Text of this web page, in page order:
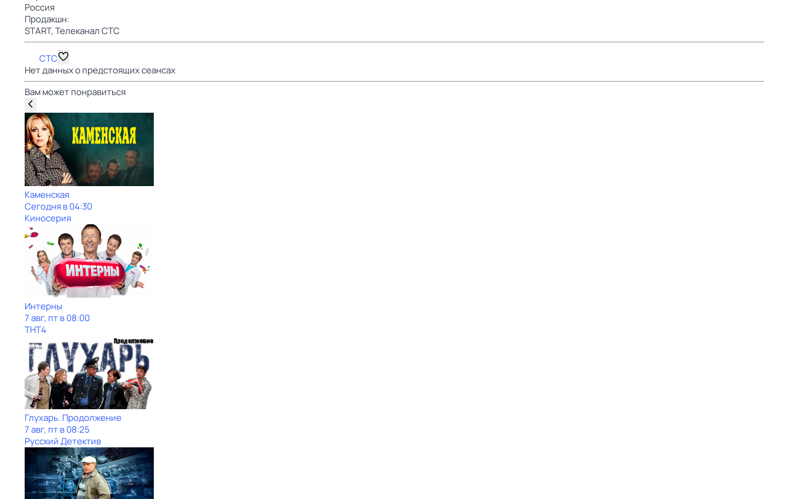
Россия
Продакшн:
START,Телеканал СТС
СТС
Нет данных о предстоящих сеансах
Вам может понравиться
Каменская
Сегодня в 04:30
Киносерия
Интерны
7 авг, пт в 08:00
ТНТ4
Глухарь. Продолжение
7 авг, пт в 08:25
Русский Детектив